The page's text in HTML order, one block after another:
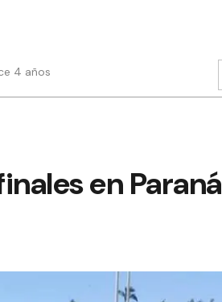
4 años
en Paraná